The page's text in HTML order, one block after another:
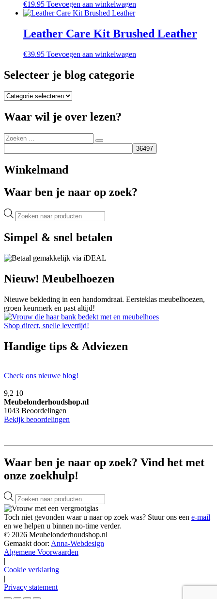
optie
kan
worden
op
productpagina
€19.95 Toevoegen aan winkelwagen
Leather Care Kit Brushed Leather
€39.95 Toevoegen aan winkelwagen
Selecteer je blog categorie
Selecteer
blog
categorie
Waar wil je over lezen?
Zoeken
naar:
Zoeken
Winkelmand
Waar ben je naar op zoek?
Producten
zoeken
Simpel & snel betalen
Nieuw! Meubelhoezen
Nieuwe bekleding in een handomdraai. Eersteklas meubelhoezen,
groen keurmerk en past altijd!
Shop direct, snelle levertijd!
Handige tips & Adviezen
Check ons nieuwe blog!
9,2 10
Meubelonderhoudshop.nl
1043 Beoordelingen
Bekijk beoordelingen
Waar ben je naar op zoek? Vind het met
onze zoekhulp!
Producten
zoeken
Toch niet gevonden waar u naar op zoek was? Stuur ons een e-mail
en we helpen u binnen no-time verder.
© 2026 Meubelonderhoudshop.nl
Gemaakt door: Anna-Webdesign
Algemene Voorwaarden
|
Cookie verklaring
|
Privacy statement